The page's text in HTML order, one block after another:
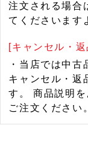
注文される場合
てくださいます
[キャンセル・
・当店では中
キャンセル・返
す。 商品説明
ご注文ください。